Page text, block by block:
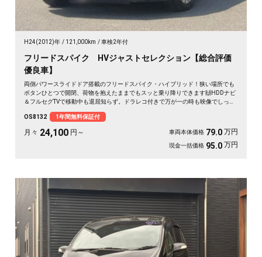
H24(2012)年 121,000km 車検2年付
フリードスパイク HVジャストセレクション【総合評価
優良車】
両側パワースライドドア搭載のフリードスパイク・ハイブリッド！狭い場所でも
ボタンひとつで開閉、荷物を抱えたままでもスッと乗り降りできます🙌HDDナビ
＆フルセグTVで移動中も退屈知らず。ドラレコ付きで万が一の時も映像でしっか
ザーシートが移動をワンランク上質にしてくれる一台。月々24100円〜で手が届
きます。じっくり乗り込めるこのお車、《1年保証付》です✨🚗💺
OS8132 1年間無料保証付
月々 24,100 円～ 車両本体価格 79.0 万円
現金一括価格 95.0 万円